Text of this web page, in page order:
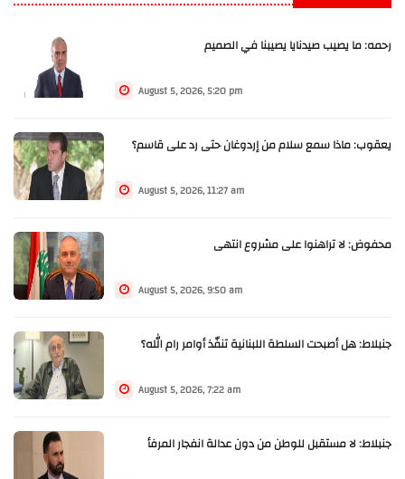
رحمه: ما يصيب صيدنايا يصيبنا في الصميم
August 5, 2026, 5:20 pm
يعقوب: ماذا سمع سلام من إردوغان حتى رد على قاسم؟
August 5, 2026, 11:27 am
محفوض: لا تراهنوا على مشروع انتهى
August 5, 2026, 9:50 am
جنبلاط: هل أصبحت السلطة اللبنانية تنفّذ أوامر رام الله؟
August 5, 2026, 7:22 am
جنبلاط: لا مستقبل للوطن من دون عدالة انفجار المرفأ